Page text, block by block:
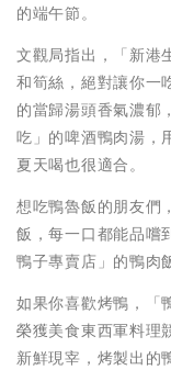
的端午節。
文觀局指出，「新港
和筍絲，絕對讓你一
的當歸湯頭香氣濃郁
吃」的啤酒鴨肉湯，
夏天喝也很適合。
想吃鴨魯飯的朋友們
飯，每一口都能品嚐
鴨子專賣店」的鴨肉
如果你喜歡烤鴨，「
榮獲美食東西軍料理
新鮮現宰，烤製出的